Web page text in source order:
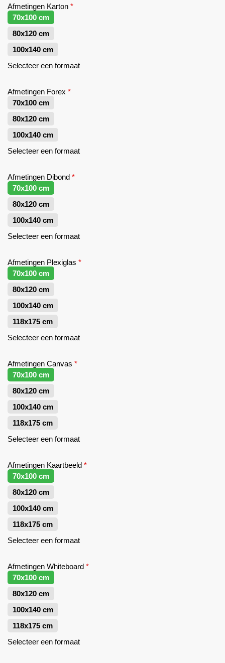
Afmetingen Karton *
70x100 cm
80x120 cm
100x140 cm
Selecteer een formaat
Afmetingen Forex *
70x100 cm
80x120 cm
100x140 cm
Selecteer een formaat
Afmetingen Dibond *
70x100 cm
80x120 cm
100x140 cm
Selecteer een formaat
Afmetingen Plexiglas *
70x100 cm
80x120 cm
100x140 cm
118x175 cm
Selecteer een formaat
Afmetingen Canvas *
70x100 cm
80x120 cm
100x140 cm
118x175 cm
Selecteer een formaat
Afmetingen Kaartbeeld *
70x100 cm
80x120 cm
100x140 cm
118x175 cm
Selecteer een formaat
Afmetingen Whiteboard *
70x100 cm
80x120 cm
100x140 cm
118x175 cm
Selecteer een formaat